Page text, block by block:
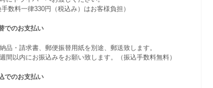
数料一律330円（税込み）はお客様負担）
でのお支払い
品・請求書、郵便振替用紙を別途、郵送致します。
間以内にお振込みをお願い致します。（振込手数料無料）
でのお支払い